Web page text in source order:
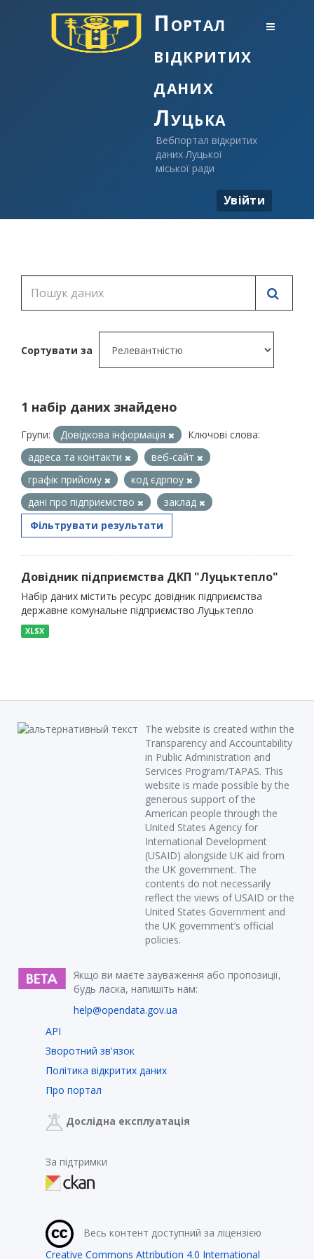
Портал
відкритих
даних
Луцька
Вебпортал відкритих
даних Луцької
міської ради
Увійти
Сортувати за
1 набір даних знайдено
Групи: Довідкова інформація
Ключові слова:
адреса та контакти
веб-сайт
графік прийому
код єдрпоу
дані про підприємство
заклад
Фільтрувати результати
Довідник підприємства ДКП "Луцьктепло"
Набір даних містить ресурс довідник підприємства
державне комунальне підприємство Луцьктепло
XLSX
The website is created within the
Transparency and Accountability
in Public Administration and
Services Program/TAPAS. This
website is made possible by the
generous support of the
American people through the
United States Agency for
International Development
(USAID) alongside UK aid from
the UK government. The
contents do not necessarily
reflect the views of USAID or the
United States Government and
the UK government’s official
policies.
Якщо ви маєте зауваження або пропозиції,
будь ласка, напишіть нам:
help@opendata.gov.ua
API
Зворотний зв'язок
Політика відкритих даних
Про портал
Дослідна експлуатація
За підтримки
Весь контент доступний за ліцензією
Creative Commons Attribution 4.0 International